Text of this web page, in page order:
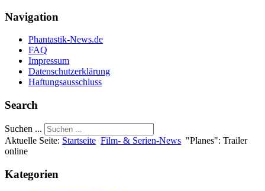
Navigation
Phantastik-News.de
FAQ
Impressum
Datenschutzerklärung
Haftungsausschluss
Search
Suchen ...
Aktuelle Seite: Startseite Film- & Serien-News "Planes": Trailer
online
Kategorien